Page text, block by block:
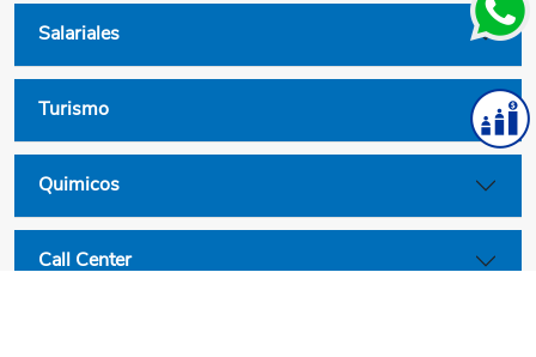
Salariales
Turismo
Quimicos
Call Center